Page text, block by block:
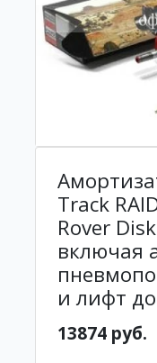
Track
Rover
включая
и лифт
13874 руб.